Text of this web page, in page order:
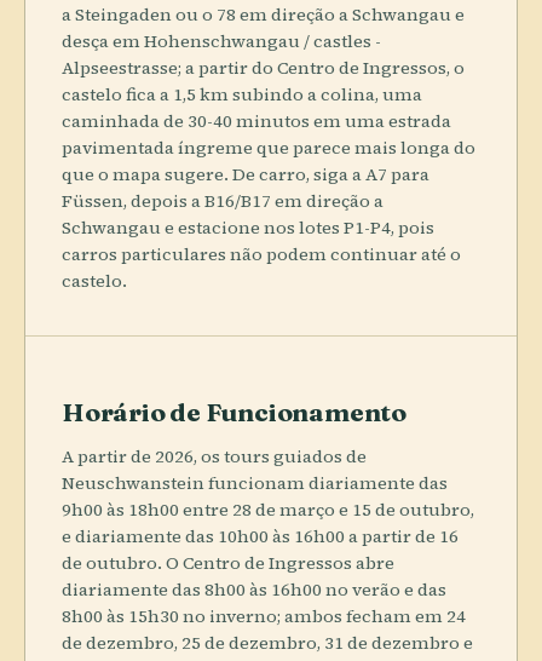
a Steingaden ou o 78 em direção a Schwangau e
desça em Hohenschwangau / castles -
Alpseestrasse; a partir do Centro de Ingressos, o
castelo fica a 1,5 km subindo a colina, uma
caminhada de 30-40 minutos em uma estrada
pavimentada íngreme que parece mais longa do
que o mapa sugere. De carro, siga a A7 para
Füssen, depois a B16/B17 em direção a
Schwangau e estacione nos lotes P1-P4, pois
carros particulares não podem continuar até o
castelo.
Horário de Funcionamento
A partir de 2026, os tours guiados de
Neuschwanstein funcionam diariamente das
9h00 às 18h00 entre 28 de março e 15 de outubro,
e diariamente das 10h00 às 16h00 a partir de 16
de outubro. O Centro de Ingressos abre
diariamente das 8h00 às 16h00 no verão e das
8h00 às 15h30 no inverno; ambos fecham em 24
de dezembro, 25 de dezembro, 31 de dezembro e